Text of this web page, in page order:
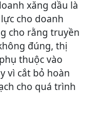
xăng dầu là
cho doanh
cho rằng truyền
đúng, thị
thuộc vào
vì cắt bỏ hoàn
cho quá trình